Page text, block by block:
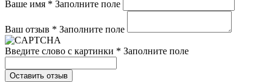
Ваше имя * Заполните поле
Ваш отзыв * Заполните поле
Введите слово с картинки * Заполните поле
Оставить отзыв